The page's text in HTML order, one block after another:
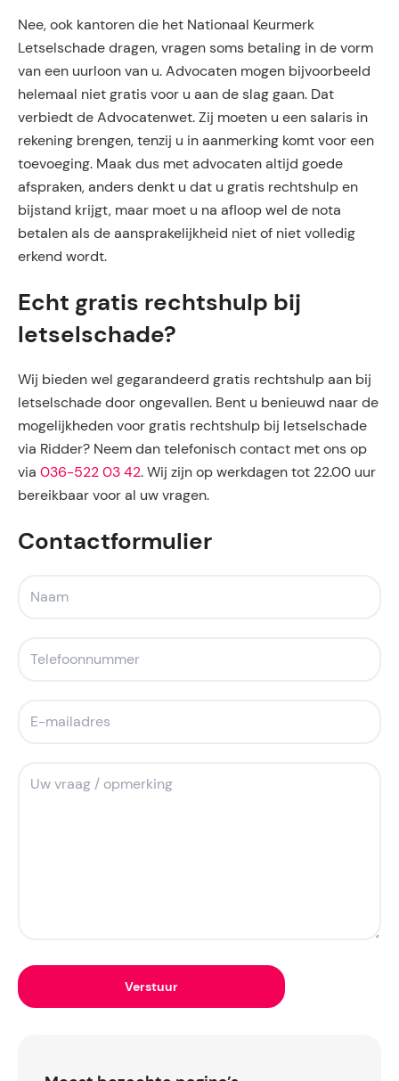
Nee, ook kantoren die het Nationaal Keurmerk
Letselschade dragen, vragen soms betaling in de vorm
van een uurloon van u. Advocaten mogen bijvoorbeeld
helemaal niet gratis voor u aan de slag gaan. Dat
verbiedt de Advocatenwet. Zij moeten u een salaris in
rekening brengen, tenzij u in aanmerking komt voor een
toevoeging. Maak dus met advocaten altijd goede
afspraken, anders denkt u dat u gratis rechtshulp en
bijstand krijgt, maar moet u na afloop wel de nota
betalen als de aansprakelijkheid niet of niet volledig
erkend wordt.
Echt gratis rechtshulp bij
letselschade?
Wij bieden wel gegarandeerd gratis rechtshulp aan bij
letselschade door ongevallen. Bent u benieuwd naar de
mogelijkheden voor gratis rechtshulp bij letselschade
via Ridder? Neem dan telefonisch contact met ons op
via 036-522 03 42. Wij zijn op werkdagen tot 22.00 uur
bereikbaar voor al uw vragen.
Contactformulier